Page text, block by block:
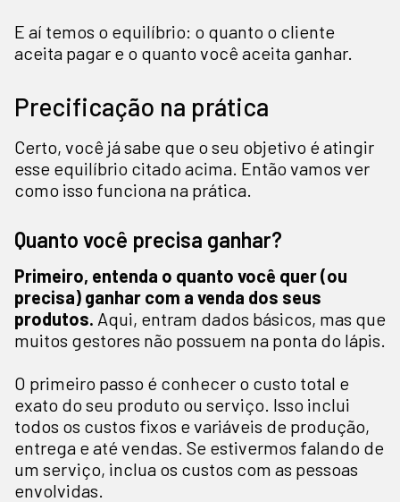
E aí temos o equilíbrio: o quanto o cliente
aceita pagar e o quanto você aceita ganhar.
Precificação na prática
Certo, você já sabe que o seu objetivo é atingir
esse equilíbrio citado acima. Então vamos ver
como isso funciona na prática.
Quanto você precisa ganhar?
Primeiro, entenda o quanto você quer (ou
precisa) ganhar com a venda dos seus
produtos. Aqui, entram dados básicos, mas que
muitos gestores não possuem na ponta do lápis.
O primeiro passo é conhecer o custo total e
exato do seu produto ou serviço. Isso inclui
todos os custos fixos e variáveis de produção,
entrega e até vendas. Se estivermos falando de
um serviço, inclua os custos com as pessoas
envolvidas.